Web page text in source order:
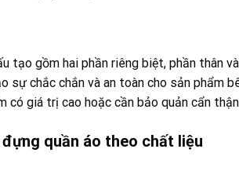
tạo gồm hai phần riêng biệt, phần thân
sự chắc chắn và an toàn cho sản phẩm
có giá trị cao hoặc cần bảo quản cẩn
quần áo theo chất liệu